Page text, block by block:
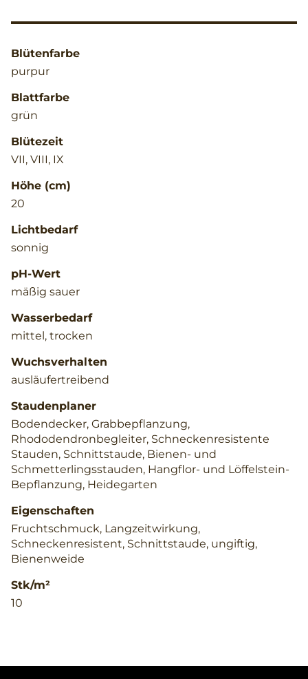
Blütenfarbe
purpur
Blattfarbe
grün
Blütezeit
VII, VIII, IX
Höhe (cm)
20
Lichtbedarf
sonnig
pH-Wert
mäßig sauer
Wasserbedarf
mittel, trocken
Wuchsverhalten
ausläufertreibend
Staudenplaner
Bodendecker, Grabbepflanzung,
Rhododendronbegleiter, Schneckenresistente
Stauden, Schnittstaude, Bienen- und
Schmetterlingsstauden, Hangflor- und Löffelstein-
Bepflanzung, Heidegarten
Eigenschaften
Fruchtschmuck, Langzeitwirkung,
Schneckenresistent, Schnittstaude, ungiftig,
Bienenweide
Stk/m²
10